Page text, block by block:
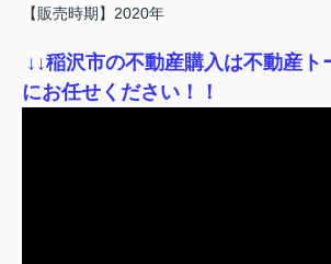
【販売時期】2020年
↓ ↓稲沢市の不動産購入は不動産ト
にお任せください！！